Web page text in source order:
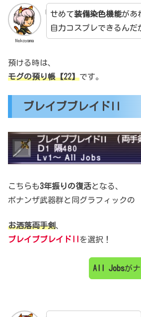
Nekoyama
せめて装備染色機能があ
自力コスプレできるんだ
預ける時は、
モグの預り帳【22】です。
ブレイブブレイドII
こちらも3年振りの復活となる、
ボナンザ武器群と同グラフィックの
お洒落両手剣、
ブレイブブレイドII を選択！
All Jobsが